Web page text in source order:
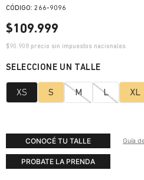
: 266-9096
$109.999
$90.908 precio sin impuestos nacionales
XS S M L XL
CONOCÉ TU TALLE Guía
PROBATE LA PRENDA